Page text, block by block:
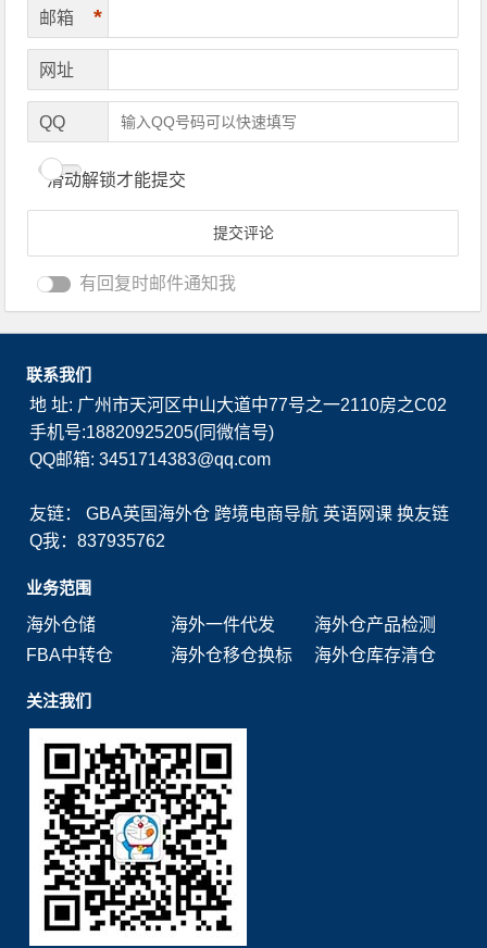
邮箱 *
网址
QQ
滑动解锁才能提交
有回复时邮件通知我
联系我们
地 址: 广州市天河区中山大道中77号之一2110房之C02
手机号:18820925205(同微信号)
QQ邮箱: 3451714383@qq.com
友链：GBA英国海外仓 跨境电商导航 英语网课 换友链
Q我：837935762
业务范围
海外仓储
海外一件代发
海外仓产品检测
FBA中转仓
海外仓移仓换标 海外仓库存清仓
关注我们